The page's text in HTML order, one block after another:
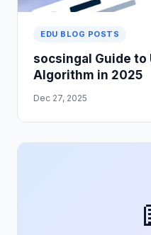
EDU BLOG POSTS
socsingal Guide to
Algorithm in 2025
Dec 27, 2025